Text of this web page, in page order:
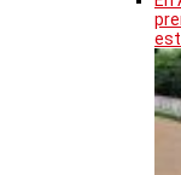
est